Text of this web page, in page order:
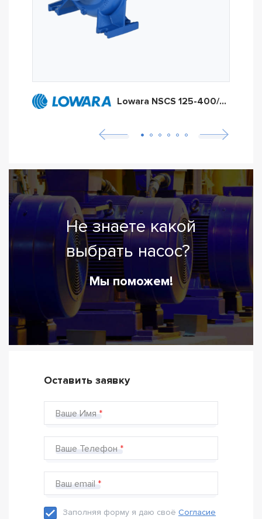
Lowara NSCS 125-400/550
Не знаете какой
выбрать насос?
Мы поможем!
Оставить заявку
Ваше Имя
Ваше Телефон
Ваш email
Заполняя форму я даю своё Согласие